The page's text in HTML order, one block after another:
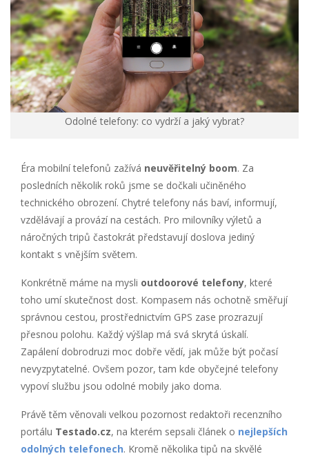
Odolné telefony: co vydrží a jaký vybrat?
Éra mobilní telefonů zažívá neuvěřitelný boom. Za
posledních několik roků jsme se dočkali učiněného
technického obrození. Chytré telefony nás baví, informují,
vzdělávají a provází na cestách. Pro milovníky výletů a
náročných tripů častokrát představují doslova jediný
kontakt s vnějším světem.
Konkrétně máme na mysli outdoorové telefony, které
toho umí skutečnost dost. Kompasem nás ochotně směřují
správnou cestou, prostřednictvím GPS zase prozrazují
přesnou polohu. Každý výšlap má svá skrytá úskalí.
Zapálení dobrodruzi moc dobře vědí, jak může být počasí
nevyzpytatelné. Ovšem pozor, tam kde obyčejné telefony
vypoví službu jsou odolné mobily jako doma.
Právě těm věnovali velkou pozornost redaktoři recenzního
portálu Testado.cz, na kterém sepsali článek o nejlepších
odolných telefonech. Kromě několika tipů na skvělé